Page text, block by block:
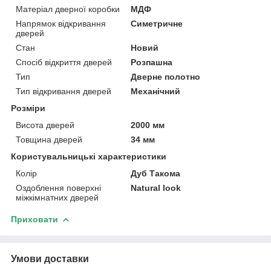
Матеріал дверної коробки
МДФ
Напрямок відкривання
дверей
Симетричне
Стан
Новий
Спосіб відкриття дверей
Розпашна
Тип
Дверне полотно
Тип відкривання дверей
Механічний
Розміри
Висота дверей
2000 мм
Товщина дверей
34 мм
Користувальницькі характеристики
Колір
Дуб Такома
Оздоблення поверхні
міжкімнатних дверей
Natural look
Приховати
Умови доставки